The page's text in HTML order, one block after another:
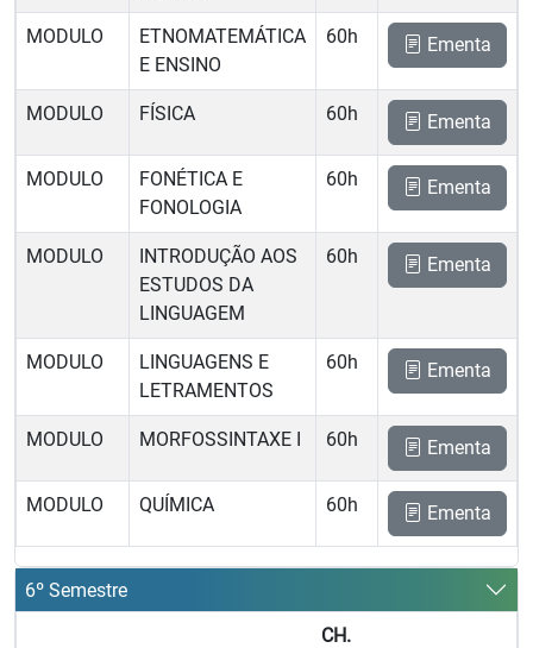
MODULO
ETNOMATEMÁTICA
E ENSINO
60h Ementa
MODULO FÍSICA 60h Ementa
MODULO
FONÉTICA E
FONOLOGIA
60h Ementa
MODULO
INTRODUÇÃO AOS
ESTUDOS DA
LINGUAGEM
60h Ementa
MODULO
LINGUAGENS E
LETRAMENTOS
60h Ementa
MODULO MORFOSSINTAXE I 60h Ementa
MODULO QUÍMICA 60h Ementa
6º Semestre
CH.